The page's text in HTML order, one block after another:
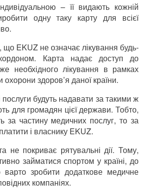
– її видають кожній
одну таку карту для всієї
що EKUZ не означає лікування будь-
Карта надає доступ до
необхідного лікування в рамках
здоров’я даної країни.
будуть надавати за такими ж
для громадян цієї держави. Тобто,
за частину медичних послуг, то за
і власнику EKUZ.
не покриває рятувальні дії. Тому,
займатися спортом у країні, до
варто зробити додаткове медичне
компаніях.